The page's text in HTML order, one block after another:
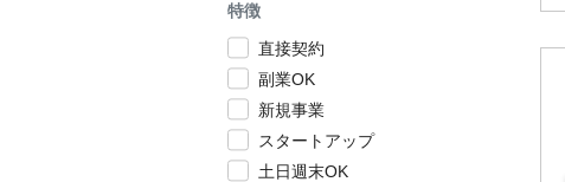
特徴
直接契約
副業OK
新規事業
スタートアップ
土日週末OK